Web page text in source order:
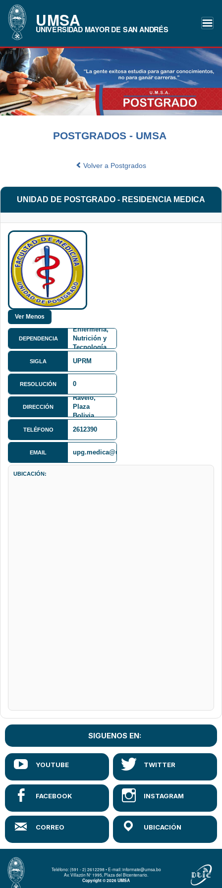
UMSA
UNIVERSIDAD MAYOR DE SAN ANDRÉS
POSTGRADOS - UMSA
Volver a Postgrados
UNIDAD DE POSTGRADO - RESIDENCIA MEDICA
DEPENDENCIA
Facultad de
Enfermería,
Nutrición y
Tecnología
FMENT
SIGLA UPRM
RESOLUCIÓN 0
DIRECCIÓN
Residencia
Médica
Ravelo,
Plaza
Bolivia
CRIDAIC-
SEDES
TELÉFONO 2612390
EMAIL upg.medica@umsalud.edu.bo
UBICACIÓN:
SIGUENOS EN:
Teléfono: (591 - 2) 2612298 • E-mail: informate@umsa.bo
Av. Villazón N° 1995, Plaza del Bicentenario.
Copyright © 2026 UMSA